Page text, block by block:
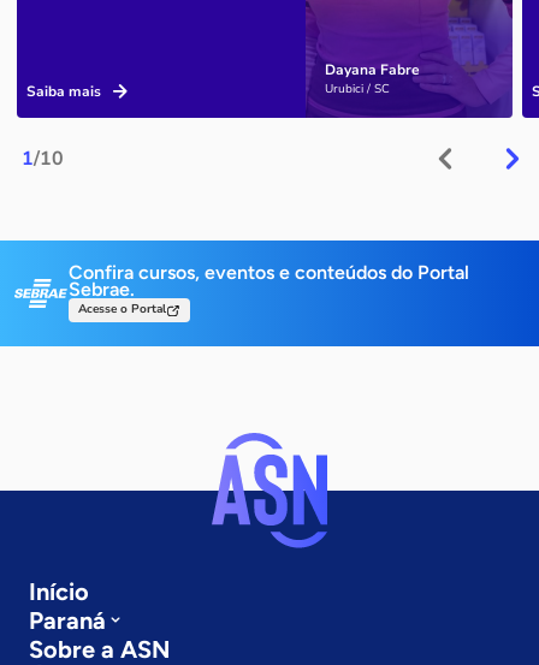
1/10
Dayana Fabre
Urubici / SC
Saiba mais
Confira cursos, eventos e conteúdos do Portal
Sebrae.
Acesse o Portal
Início
Paraná
Sobre a ASN